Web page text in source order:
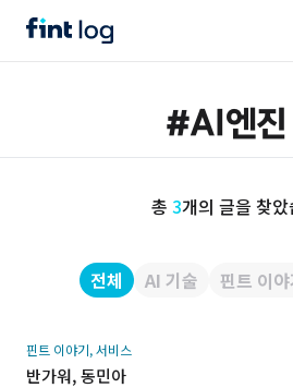
총 3개의 글을 찾
전체 AI 기술 핀트 이야
핀트 이야기, 서비스
반가워, 동민아